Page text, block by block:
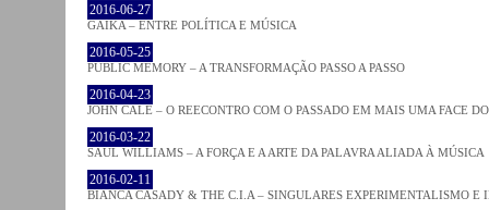
2016-06-27
GAIKA – ENTRE POLÍTICA E MÚSICA
2016-05-25
PUBLIC MEMORY – A TRANSFORMAÇÃO PASSO A PASSO
2016-04-23
JOHN CALE – O REECONTRO COM O PASSADO EM MAIS UMA FACE
2016-03-22
SAUL WILLIAMS – A FORÇA E A ARTE DA PALAVRA ALIADA À MÚSICA
2016-02-11
BIANCA CASADY & THE C.I.A – SINGULARES EXPERIMENTALISMO E